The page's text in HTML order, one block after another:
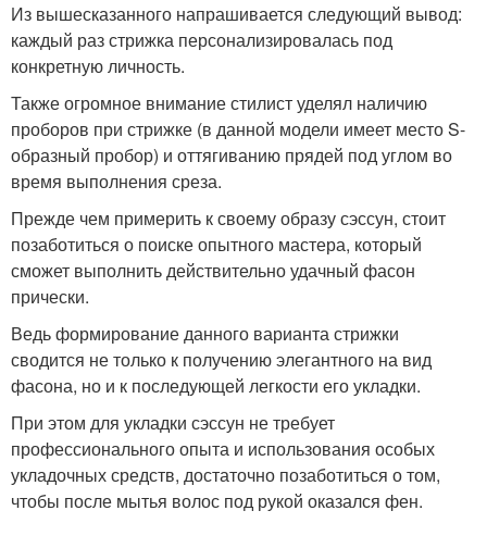
Из вышесказанного напрашивается следующий вывод:
каждый раз стрижка персонализировалась под
конкретную личность.
Также огромное внимание стилист уделял наличию
проборов при стрижке (в данной модели имеет место S-
образный пробор) и оттягиванию прядей под углом во
время выполнения среза.
Прежде чем примерить к своему образу сэссун, стоит
позаботиться о поиске опытного мастера, который
сможет выполнить действительно удачный фасон
прически.
Ведь формирование данного варианта стрижки
сводится не только к получению элегантного на вид
фасона, но и к последующей легкости его укладки.
При этом для укладки сэссун не требует
профессионального опыта и использования особых
укладочных средств, достаточно позаботиться о том,
чтобы после мытья волос под рукой оказался фен.